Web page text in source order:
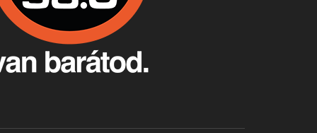
Apr 9, 2026 • 00:37:17